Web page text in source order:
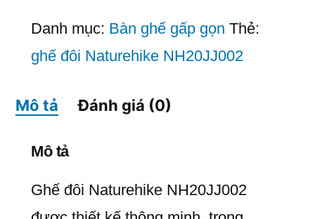
Danh mục: Bàn ghế gấp gọn Thẻ:
ghế đôi Naturehike NH20JJ002
Mô tả Đánh giá (0)
Mô tả
Ghế đôi Naturehike NH20JJ002